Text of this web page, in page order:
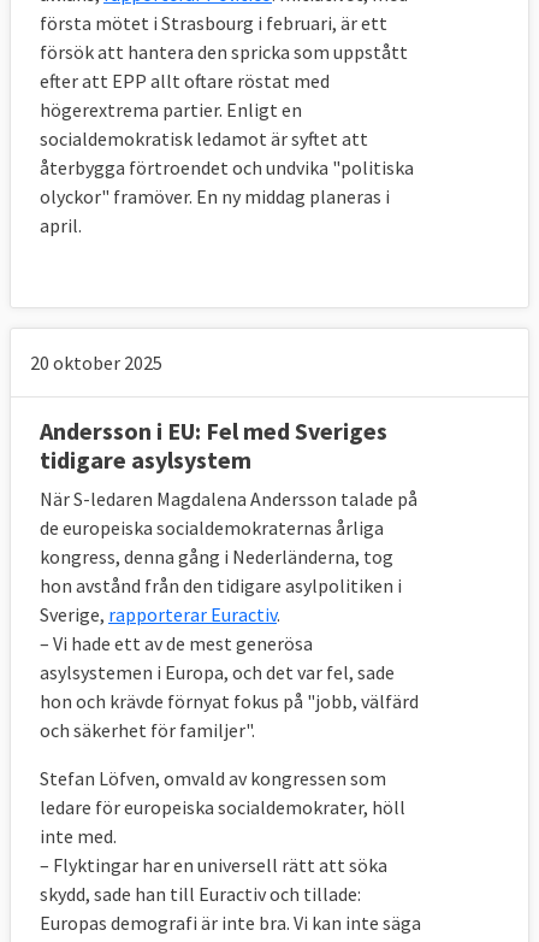
första mötet i Strasbourg i februari, är ett
försök att hantera den spricka som uppstått
efter att EPP allt oftare röstat med
högerextrema partier. Enligt en
socialdemokratisk ledamot är syftet att
återbygga förtroendet och undvika "politiska
olyckor" framöver. En ny middag planeras i
april.
20 oktober 2025
Andersson i EU: Fel med Sveriges
tidigare asylsystem
När S-ledaren Magdalena Andersson talade på
de europeiska socialdemokraternas årliga
kongress, denna gång i Nederländerna, tog
hon avstånd från den tidigare asylpolitiken i
Sverige, rapporterar Euractiv.
– Vi hade ett av de mest generösa
asylsystemen i Europa, och det var fel, sade
hon och krävde förnyat fokus på "jobb, välfärd
och säkerhet för familjer".
Stefan Löfven, omvald av kongressen som
ledare för europeiska socialdemokrater, höll
inte med.
– Flyktingar har en universell rätt att söka
skydd, sade han till Euractiv och tillade:
Europas demografi är inte bra. Vi kan inte säga